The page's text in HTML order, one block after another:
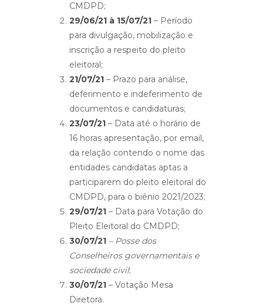
CMDPD;
29/06/21 à 15/07/21 – Período
para divulgação, mobilização e
inscrição a respeito do pleito
eleitoral;
21/07/21 – Prazo para análise,
deferimento e indeferimento de
documentos e candidaturas;
23/07/21 – Data até o horário de
16 horas apresentação, por email,
da relação contendo o nome das
entidades candidatas aptas a
participarem do pleito eleitoral do
CMDPD, para o biênio 2021/2023;
29/07/21 – Data para Votação do
Pleito Eleitoral do CMDPD;
30/07/21 – Posse dos
Conselheiros governamentais e
sociedade civil;
30/07/21 – Votação Mesa
Diretora.